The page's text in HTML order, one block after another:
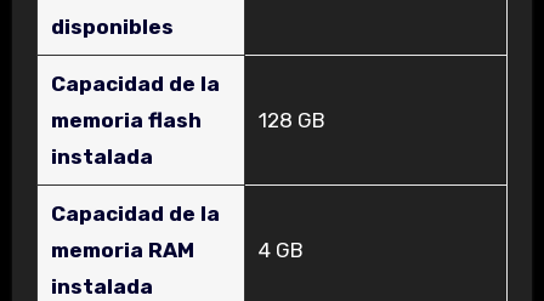
disponibles
Capacidad de la
memoria flash
instalada
‎128 GB
Capacidad de la
memoria RAM
instalada
‎4 GB